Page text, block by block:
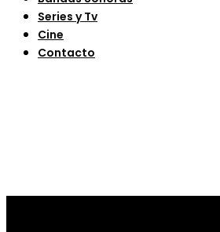
Series y Tv
Cine
Contacto